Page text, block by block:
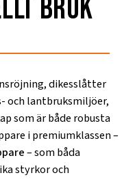
bruk
dikesslåtter
och lantbruksmiljöer,
som är både robusta
i premiumklassen –
– som båda
styrkor och